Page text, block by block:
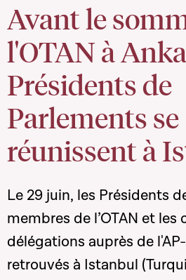
Avant le
l'OTAN à
Présidents de
Parlements se
réunissent à
Le 29 juin, les Présidents
membres de l’OTAN et les
délégations auprès de
retrouvés à Istanbul